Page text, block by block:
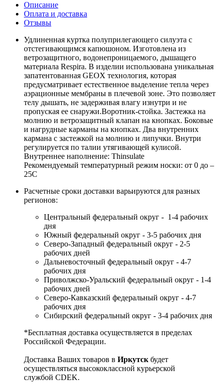
Описание
Оплата и доставка
Отзывы
Удлиненная куртка полуприлегающего силуэта с
отстегивающимся капюшоном. Изготовлена из
ветрозащитного, водонепроницаемого, дышащего
материала Respira. В изделии использована уникальная
запатентованная GEOX технология, которая
предусматривает естественное выделение тепла через
аэрационные мембраны в плечевой зоне. Это позволяет
телу дышать, не задерживая влагу изнутри и не
пропуская ее снаружи.Воротник-стойка. Застежка на
молнию и ветрозащитный клапан на кнопках. Боковые
и нагрудные карманы на кнопках. Два внутренних
кармана с застежкой на молнию и липучки. Внутри
регулируется по талии утягивающей кулисой.
Внутреннее наполнение: Thinsulate
Рекомендуемый температурный режим носки: от 0 до –
25С
Расчетные сроки доставки варьируются для разных
регионов:
Центральный федеральный округ - 1-4 рабочих
дня
Южный федеральный округ - 3-5 рабочих дня
Северо-Западный федеральный округ - 2-5
рабочих дней
Дальневосточный федеральный округ - 4-7
рабочих дня
Приволжско-Уральский федеральный округ - 1-4
рабочих дней
Северо-Кавказский федеральный округ - 4-7
рабочих дня
Сибирский федеральный округ - 3-4 рабочих дня
*Бесплатная доставка осуществляется в пределах
Российской Федерации.
Доставка Ваших товаров в Иркутскбудет
осуществляться высококлассной курьерской
службой CDEK.